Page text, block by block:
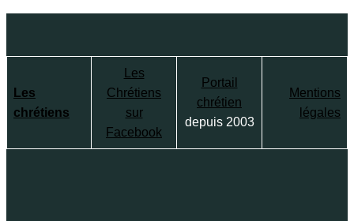
Les
chrétiens
Les
Chrétiens
sur
Facebook
Portail
chrétien
depuis 2003
Mentions
légales